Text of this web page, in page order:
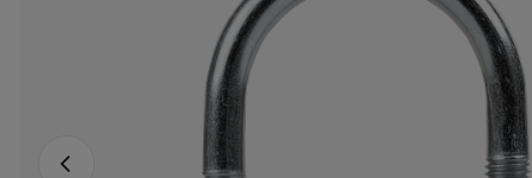
Vorheriges Foto